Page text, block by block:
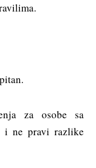
za osobe sa
i ne pravi razlike